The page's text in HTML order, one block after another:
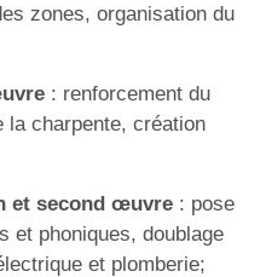
zones, organisation du
: renforcement du
la charpente, création
et second œuvre : pose
et phoniques, doublage
et plomberie;